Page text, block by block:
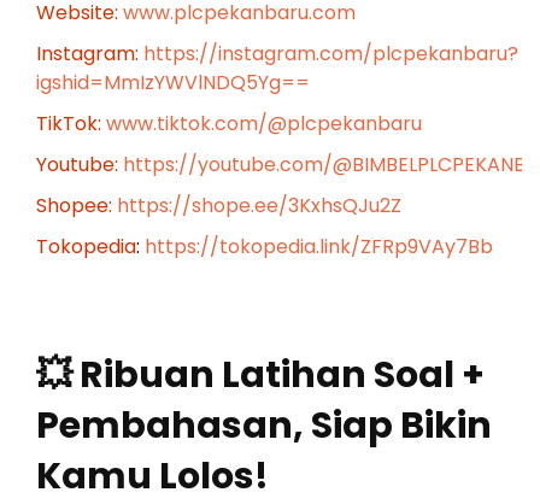
Website: www.plcpekanbaru.com
Instagram: https://instagram.com/plcpekanbaru?
igshid=MmIzYWVlNDQ5Yg==
TikTok: www.tiktok.com/@plcpekanbaru
Youtube: https://youtube.com/
Shopee: https://shope.ee/3KxhsQJu2Z
Tokopedia: https://tokopedia.link/ZFRp9VAy7Bb
💥 Ribuan Latihan Soal +
Pembahasan, Siap Bikin
Kamu Lolos!